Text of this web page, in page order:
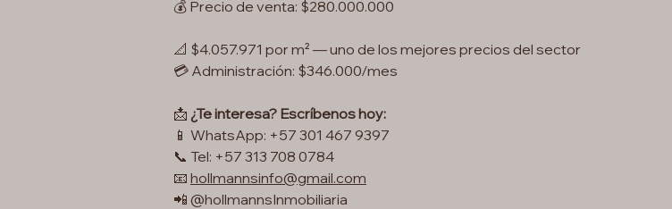
💰 Precio de venta: $280.000.000
📐 $4.057.971 por m² — uno de los mejores precios del sector
💳 Administración: $346.000/mes
📩 ¿Te interesa? Escríbenos hoy:
📱 WhatsApp: +57 301 467 9397
📞 Tel: +57 313 708 0784
📧 hollmannsinfo@gmail.com
📲 @hollmannsInmobiliaria